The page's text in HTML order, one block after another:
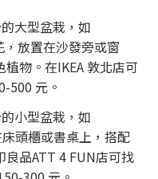
大型盆栽，如
放置在沙發旁或窗
物。在IKEA 敦北店可
500 元。
小型盆栽，如
頭櫃或書桌上，搭配
良品ATT 4 FUN店可找